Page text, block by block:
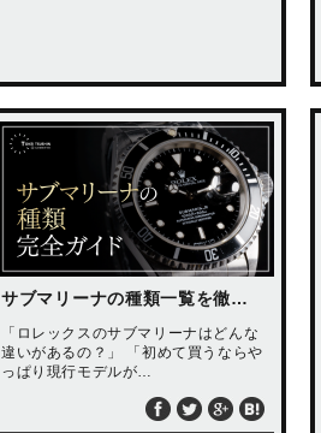
サブマリーナの種類一覧を徹…
「ロレックスのサブマリーナはどんな
違いがあるの？」 「初めて買うならや
っぱり現行モデルが…